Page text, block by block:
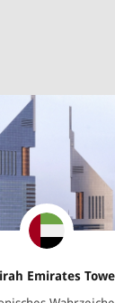
Emirates